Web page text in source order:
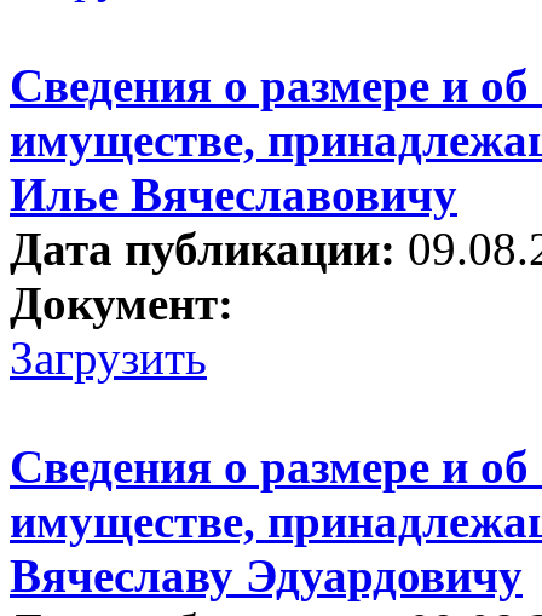
Сведения о размере и
имуществе,
Илье Вячеславовичу
Дата публикации:
Документ:
Загрузить
Сведения о размере и
имуществе,
Вячеславу Эдуардовичу